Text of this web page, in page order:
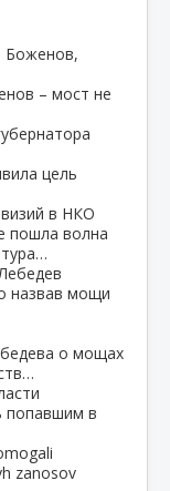
Боженов,
цель
пошла волна
назвав мощи
о мощах
попавшим в